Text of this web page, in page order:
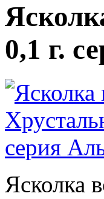
0,1 г.
Ясколка